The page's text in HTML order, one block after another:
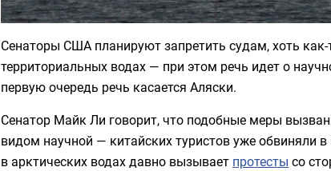
Сенаторы США планируют запретить судам, хоть
территориальных водах — при этом речь идет о
первую очередь речь касается Аляски.
Сенатор Майк Ли говорит, что подобные меры
видом научной — китайских туристов уже обвиняли
в арктических водах давно вызывает протесты со